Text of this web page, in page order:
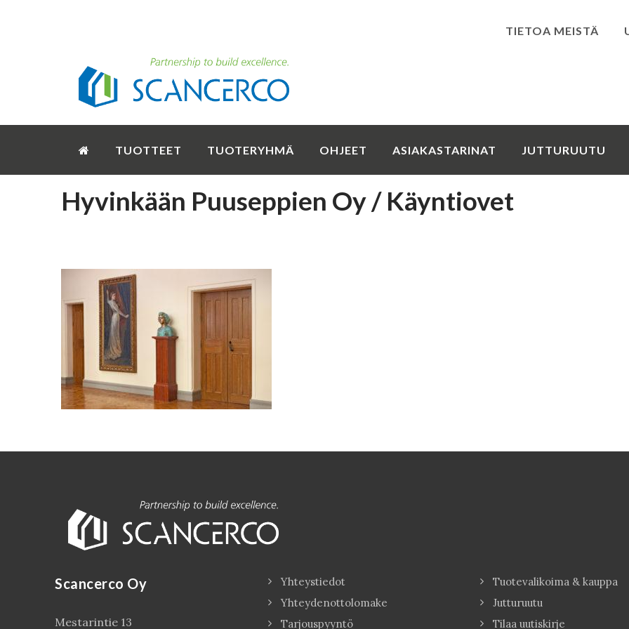
TIETOA MEISTÄ
TUOTTEET TUOTERYHMÄ OHJEET ASIAKASTARINAT JUTTURUUTU
Hyvinkään Puuseppien Oy / Käyntiovet
Scancerco Oy
Mestarintie 13
Yhteystiedot
Yhteydenottolomake
Tarjouspyyntö
Tuotevalikoima & kauppa
Jutturuutu
Tilaa uutiskirje